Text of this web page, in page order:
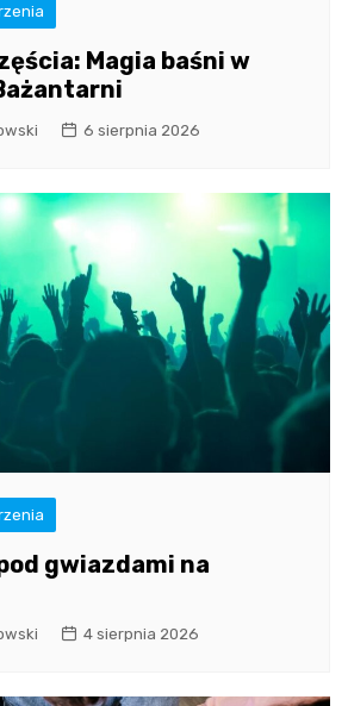
Magia baśni w
6 sierpnia 2026
gwiazdami na
4 sierpnia 2026